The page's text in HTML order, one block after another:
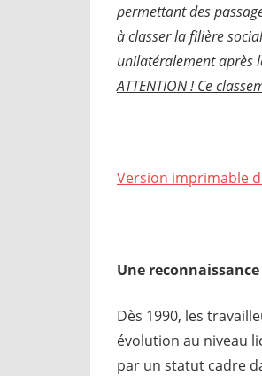
permettant des
à classer la filière
unilatéralement après
ATTENTION ! Ce
Version imprimable
Une
Dès 1990, les
évolution au niveau
par un statut cadre